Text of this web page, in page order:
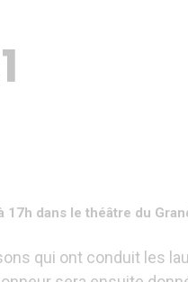
dans le théâtre du
qui ont conduit les